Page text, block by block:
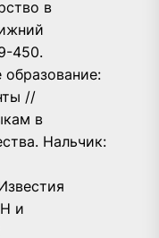
в
450.
//
в
Нальчик:
и